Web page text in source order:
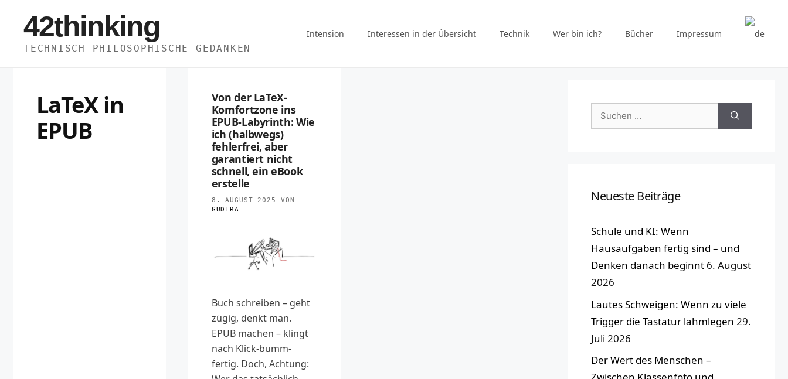
Inhalt
springen
42thinking
TECHNISCH-PHILOSOPHISCHE GEDANKEN
Intension Interessen in der Übersicht Technik Wer bin ich? Bücher Impressum
LaTeX in
EPUB
Von der LaTeX-
Komfortzone ins
EPUB-Labyrinth: Wie
ich (halbwegs)
fehlerfrei, aber
garantiert nicht
schnell, ein eBook
erstelle
8. AUGUST 2025
VON
GUDERA
Buch schreiben – geht
zügig, denkt man.
EPUB machen – klingt
nach Klick-bumm-
fertig. Doch, Achtung:
Suchen
nach:
Neueste Beiträge
Schule und KI: Wenn
Hausaufgaben fertig sind – und
Denken danach beginnt 6. August
2026
Lautes Schweigen: Wenn zu viele
Trigger die Tastatur lahmlegen 29.
Juli 2026
Der Wert des Menschen –